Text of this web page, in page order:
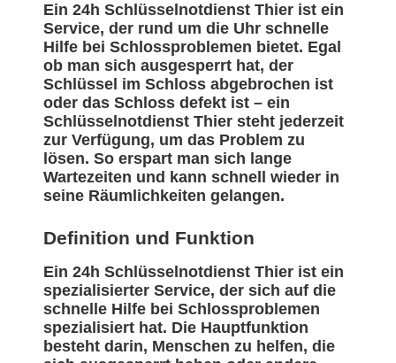
Ein 24h Schlüsselnotdienst Thier ist ein
Service, der rund um die Uhr schnelle
Hilfe bei Schlossproblemen bietet. Egal
ob man sich ausgesperrt hat, der
Schlüssel im Schloss abgebrochen ist
oder das Schloss defekt ist – ein
Schlüsselnotdienst Thier steht jederzeit
zur Verfügung, um das Problem zu
lösen. So erspart man sich lange
Wartezeiten und kann schnell wieder in
seine Räumlichkeiten gelangen.
Definition und Funktion
Ein 24h Schlüsselnotdienst Thier ist ein
spezialisierter Service, der sich auf die
schnelle Hilfe bei Schlossproblemen
spezialisiert hat. Die Hauptfunktion
besteht darin, Menschen zu helfen, die